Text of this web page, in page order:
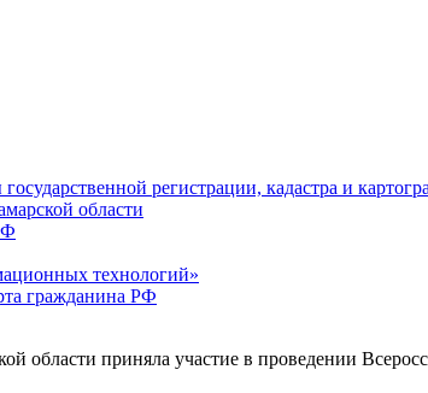
регистрации, кадастра и
области
технологий»
гражданина РФ
области приняла участие в проведении